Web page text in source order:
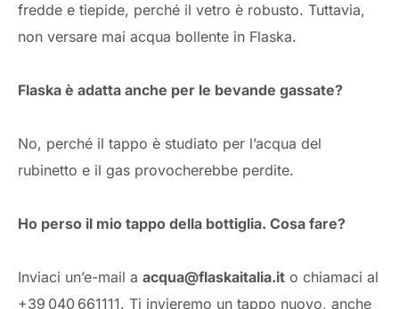
fredde e tiepide, perché il vetro è robusto. Tuttavia,
non versare mai acqua bollente in Flaska.
Flaska è adatta anche per le bevande gassate?
No, perché il tappo è studiato per l’acqua del
rubinetto e il gas provocherebbe perdite.
Ho perso il mio tappo della bottiglia. Cosa fare?
Inviaci un’e-mail a acqua@flaskaitalia.it o chiamaci al
+39 040 661111. Ti invieremo un tappo nuovo, anche